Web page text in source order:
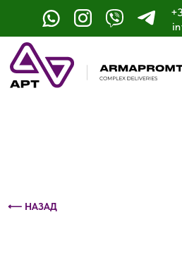
Контактный телефон: +375 (29)
⟵ НАЗАД